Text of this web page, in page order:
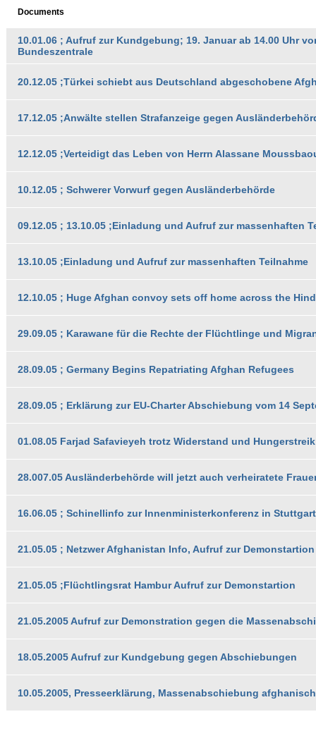
Documents
10.01.06 ; Aufruf zur Kundgebung; 19. Januar ab 14.00 Uhr
Bundeszentrale
20.12.05 ;Türkei schiebt aus Deutschland abgeschobene
17.12.05 ;Anwälte stellen Strafanzeige gegen
12.12.05 ;Verteidigt das Leben von Herrn Alassane
10.12.05 ; Schwerer Vorwurf gegen Ausländerbehörde
09.12.05 ; 13.10.05 ;Einladung und Aufruf zur massenhaften
13.10.05 ;Einladung und Aufruf zur massenhaften Teilnahme
12.10.05 ; Huge Afghan convoy sets off home across the
29.09.05 ; Karawane für die Rechte der Flüchtlinge und
28.09.05 ; Germany Begins Repatriating Afghan Refugees
28.09.05 ; Erklärung zur EU-Charter Abschiebung vom 14
01.08.05 Farjad Safavieyeh trotz Widerstand und
28.007.05 Ausländerbehörde will jetzt auch verheiratete
16.06.05 ; Schinellinfo zur Innenministerkonferenz in Stuttgart
21.05.05 ; Netzwer Afghanistan Info, Aufruf zur Demonstartion
21.05.05 ;Flüchtlingsrat Hambur Aufruf zur Demonstartion
21.05.2005 Aufruf zur Demonstration gegen die
18.05.2005 Aufruf zur Kundgebung gegen Abschiebungen
10.05.2005, Presseerklärung, Massenabschiebung